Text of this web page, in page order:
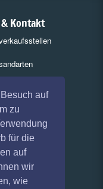
auf
zu
für die
auf
wir
wie
Kontakt